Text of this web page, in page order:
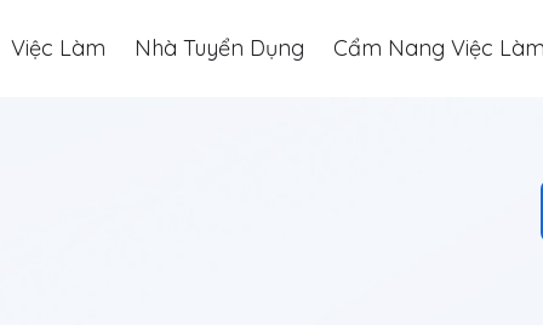
Việc Làm Nhà Tuyển Dụng Cẩm Nang Việc